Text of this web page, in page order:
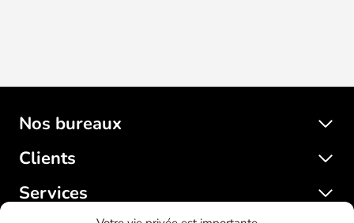
Nos bureaux
Clients
Services